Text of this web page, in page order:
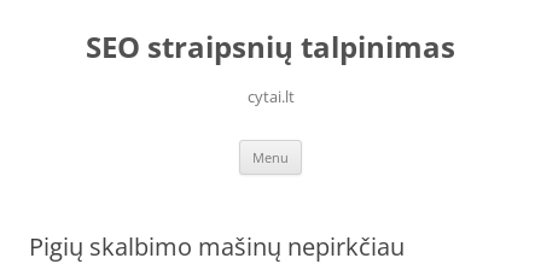
contentSEO straipsnių talpinimas
cytai.lt
Menu
Pigių skalbimo mašinų nepirkčiau